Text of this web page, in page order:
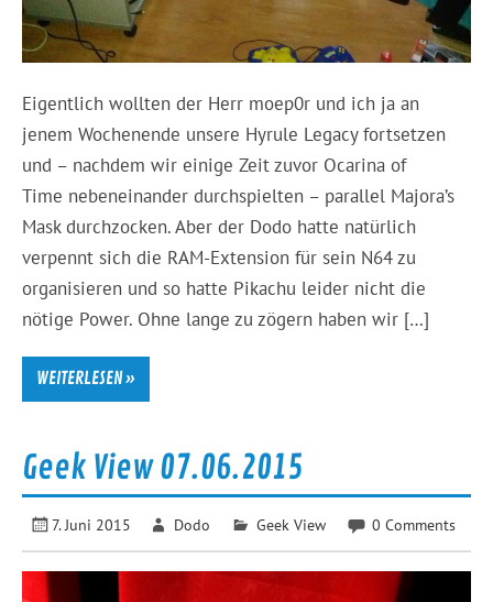
Eigentlich wollten der Herr moep0r und ich ja an
jenem Wochenende unsere Hyrule Legacy fortsetzen
und – nachdem wir einige Zeit zuvor Ocarina of
Time nebeneinander durchspielten – parallel Majora’s
Mask durchzocken. Aber der Dodo hatte natürlich
verpennt sich die RAM-Extension für sein N64 zu
organisieren und so hatte Pikachu leider nicht die
nötige Power. Ohne lange zu zögern haben wir […]
WEITERLESEN »
Geek View 07.06.2015
7. Juni 2015 Dodo Geek View 0 Comments